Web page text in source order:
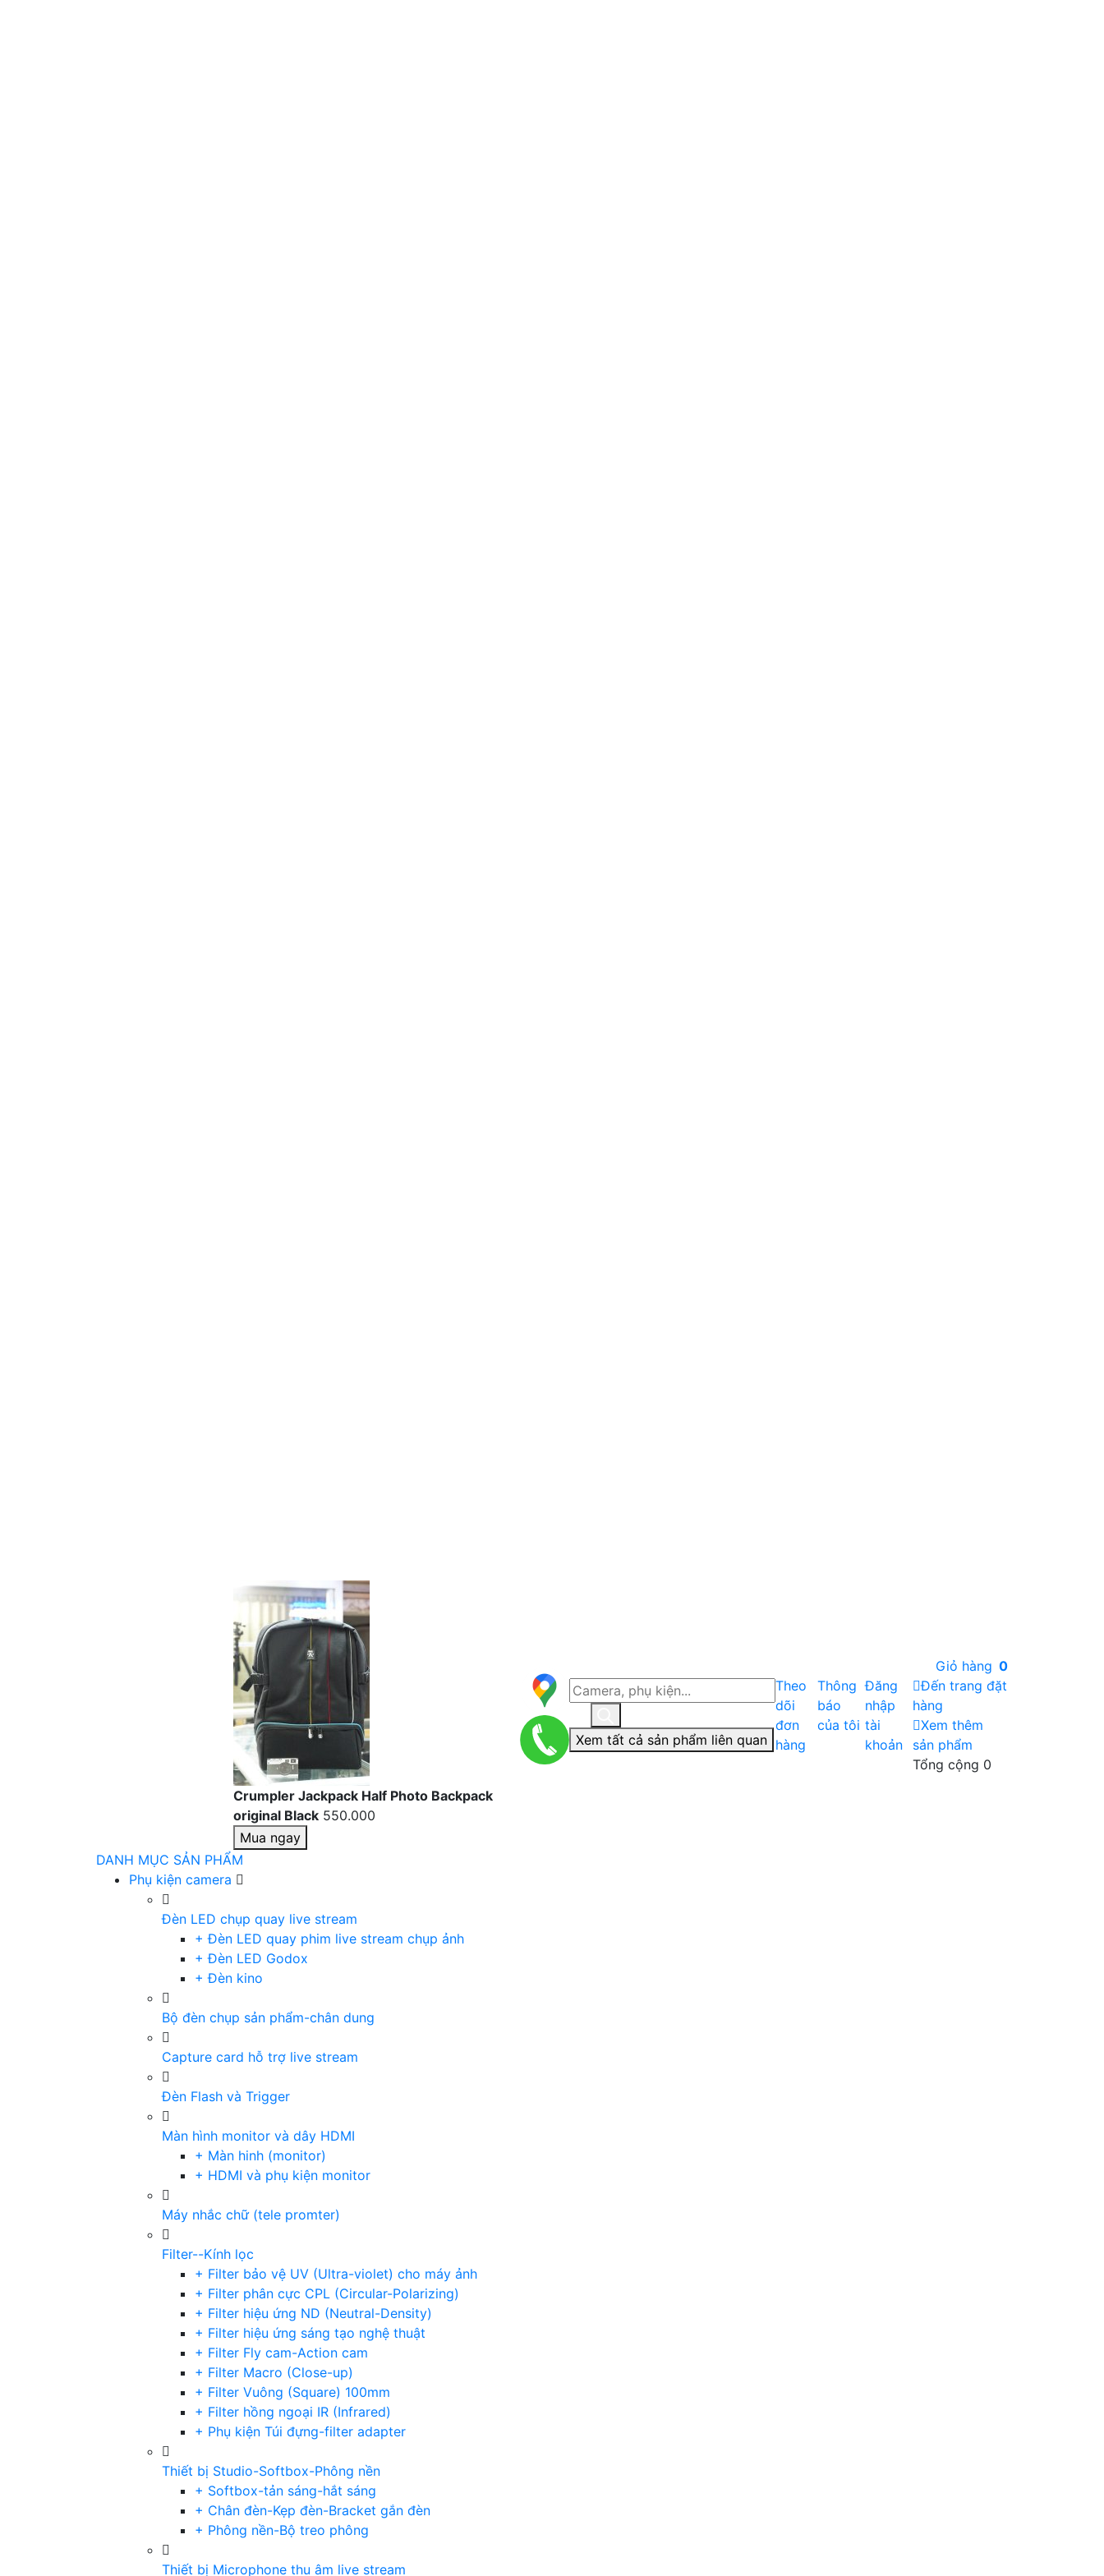
Crumpler Jackpack Half Photo Backpack
original Black 550.000
Mua ngay
Xem tất cả sản phẩm liên quan
Theo
dõi
đơn
hàng
Thông
báo
của tôi
Đăng
nhập
tài
khoản
Giỏ hàng 0
Đến trang đặt
hàng
Xem thêm
sản phẩm
Tổng cộng 0
DANH MỤC SẢN PHẨM
Phụ kiện camera
Đèn LED chụp quay live stream
+ Đèn LED quay phim live stream chụp ảnh
+ Đèn LED Godox
+ Đèn kino
Bộ đèn chụp sản phẩm-chân dung
Capture card hỗ trợ live stream
Đèn Flash và Trigger
Màn hình monitor và dây HDMI
+ Màn hinh (monitor)
+ HDMI và phụ kiện monitor
Máy nhắc chữ (tele promter)
Filter--Kính lọc
+ Filter bảo vệ UV (Ultra-violet) cho máy ảnh
+ Filter phân cực CPL (Circular-Polarizing)
+ Filter hiệu ứng ND (Neutral-Density)
+ Filter hiệu ứng sáng tạo nghệ thuật
+ Filter Fly cam-Action cam
+ Filter Macro (Close-up)
+ Filter Vuông (Square) 100mm
+ Filter hồng ngoại IR (Infrared)
+ Phụ kiện Túi đựng-filter adapter
Thiết bị Studio-Softbox-Phông nền
+ Softbox-tản sáng-hắt sáng
+ Chân đèn-Kẹp đèn-Bracket gắn đèn
+ Phông nền-Bộ treo phông
Thiết bị Microphone thu âm live stream